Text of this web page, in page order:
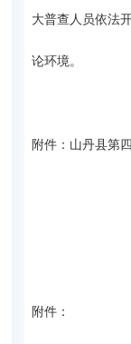
大普查人员依法
论环境。
附件：山丹县第
附件：